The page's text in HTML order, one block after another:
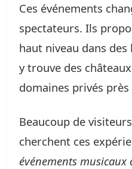
Ces événements
spectateurs. Ils
haut niveau dans
y trouve des
domaines privés près
Beaucoup de
cherchent ces
événements musicaux